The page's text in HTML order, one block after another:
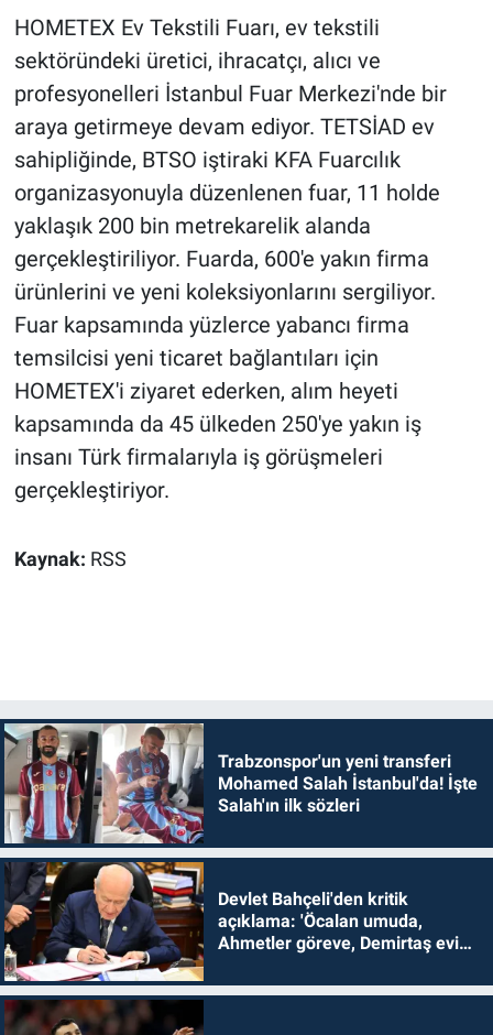
HOMETEX Ev Tekstili Fuarı, ev tekstili
sektöründeki üretici, ihracatçı, alıcı ve
profesyonelleri İstanbul Fuar Merkezi'nde bir
araya getirmeye devam ediyor. TETSİAD ev
sahipliğinde, BTSO iştiraki KFA Fuarcılık
organizasyonuyla düzenlenen fuar, 11 holde
yaklaşık 200 bin metrekarelik alanda
gerçekleştiriliyor. Fuarda, 600'e yakın firma
ürünlerini ve yeni koleksiyonlarını sergiliyor.
Fuar kapsamında yüzlerce yabancı firma
temsilcisi yeni ticaret bağlantıları için
HOMETEX'i ziyaret ederken, alım heyeti
kapsamında da 45 ülkeden 250'ye yakın iş
insanı Türk firmalarıyla iş görüşmeleri
gerçekleştiriyor.
Kaynak: RSS
Trabzonspor'un yeni transferi
Mohamed Salah İstanbul'da! İşte
Salah'ın ilk sözleri
Devlet Bahçeli'den kritik
açıklama: 'Öcalan umuda,
Ahmetler göreve, Demirtaş evine